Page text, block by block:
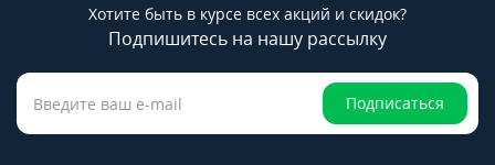
Хотите быть в курсе всех акций и скидок?
Подпишитесь на нашу рассылку
Подписаться